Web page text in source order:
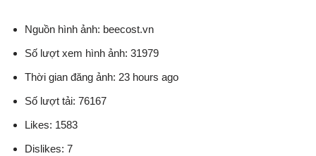
Nguồn hình ảnh: beecost.vn
Số lượt xem hình ảnh: 31979
Thời gian đăng ảnh: 23 hours ago
Số lượt tải: 76167
Likes: 1583
Dislikes: 7